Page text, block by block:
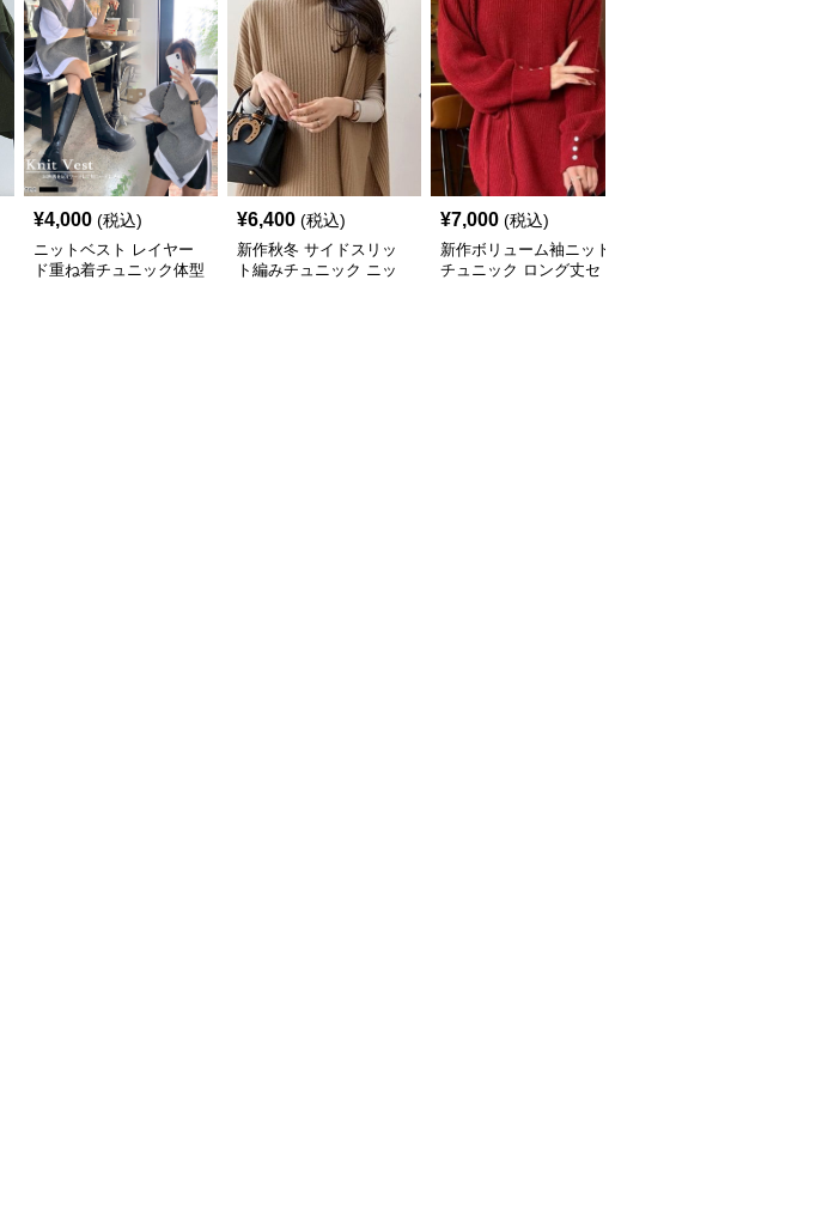
¥4,000 (税込)
ニットベスト レイヤー
ド重ね着チュニック体型
¥6,400 (税込)
新作秋冬 サイドスリッ
ト編みチュニック ニッ
¥7,000 (税込)
新作ボリューム袖ニット
チュニック ロング丈セ